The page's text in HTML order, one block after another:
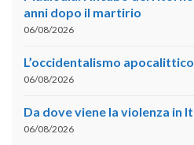
anni dopo il martirio
06/08/2026
L’occidentalismo
06/08/2026
Da dove viene la violenza in
06/08/2026